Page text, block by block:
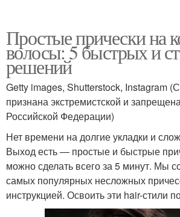
Простые прически на
волосы: 5 быстрых и
решений
Getty images, Shutterstock, Instagram
признана экстремистской и
Российской Федерации)
Нет времени на долгие укладки и
Выход есть — простые и быстрые
можно сделать всего за 5 минут. Мы
самых популярных несложных
инструкцией. Освоить эти hair-стили